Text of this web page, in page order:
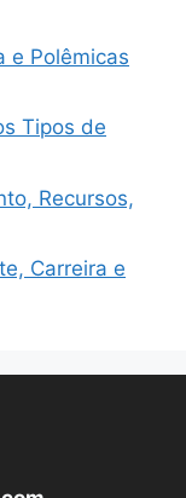
e Polêmicas
Tipos de
Recursos,
Carreira e